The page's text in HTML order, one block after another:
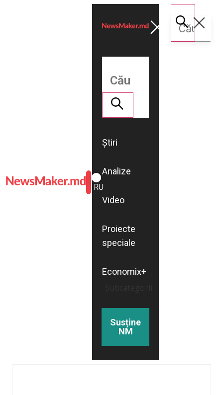
ROMÂNĂ
RU
Știri
Analize
Video
Proiecte
speciale
Economix+
Susține
NM